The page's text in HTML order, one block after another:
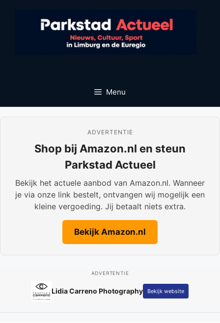
Menu
ADVERTENTIE
Shop bij Amazon.nl en steun
Parkstad Actueel
Bekijk het actuele aanbod van Amazon.nl. Wanneer
je via onze link bestelt, ontvangen wij mogelijk een
kleine vergoeding. Jij betaalt niets extra.
Bekijk Amazon.nl
ADVERTENTIE
Lidia Carreno Photography Bekijk website